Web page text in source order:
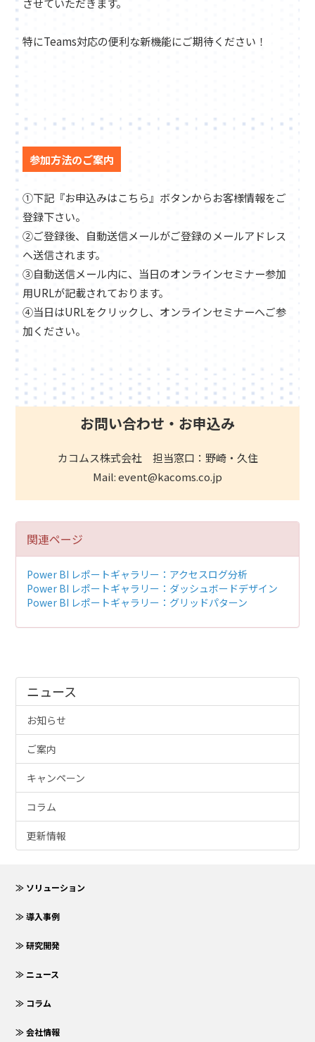
特にTeams対応の便利な新機能にご期待ください！
参加方法のご案内
①下記『お申込みはこちら』ボタンからお客様情報をご
登録下さい。
②ご登録後、自動送信メールがご登録のメールアドレス
へ送信されます。
③自動送信メール内に、当日のオンラインセミナー参加
用URLが記載されております。
④当日はURLをクリックし、オンラインセミナーへご参
加ください。
お問い合わせ・お申込み
カコムス株式会社 担当窓口：野崎・久住
Mail: event@kacoms.co.jp
関連ページ
Power BI レポートギャラリー：アクセスログ分析
Power BI レポートギャラリー：ダッシュボードデザイン
Power BI レポートギャラリー：グリッドパターン
ニュース
お知らせ
ご案内
キャンペーン
コラム
更新情報
≫ ソリューション
≫ 導入事例
≫ 研究開発
≫ ニュース
≫ コラム
≫ 会社情報